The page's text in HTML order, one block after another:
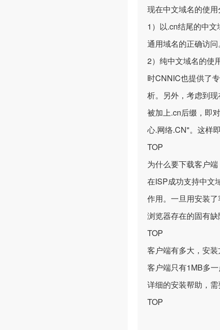
现在中文域名的使
1）以.cn结尾的中
通用域名的正确访问
2）纯中文域名的使
时CNNIC也提供了
析。另外，考虑到
被加上.cn后缀，即
心.网络.CN"。这样
TOP
为什么要下载客户
在ISP成功支持中文
作用。一旦用安装
浏览器存在的固有
TOP
客户端有多大，安
客户端只有1MB多
详细的安装帮助，
TOP